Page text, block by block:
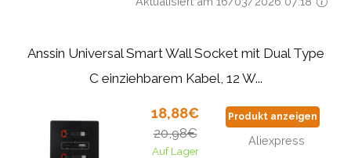
Anssin Universal Smart Wall Socket mit Dual Type
C einziehbarem Kabel, 12 W...
18,88€
20,98€
Auf Lager
Produkt anzeigen
Aliexpress